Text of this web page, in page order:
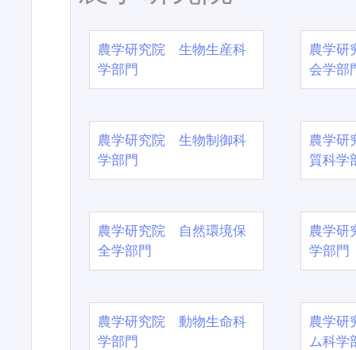
農学研究院 生物生産科
学部門
農学
会学部
農学研究院 生物制御科
学部門
農学
質科学
農学研究院 自然環境保
全学部門
農学
学部門
農学研究院 動物生命科
学部門
農学
ム科学